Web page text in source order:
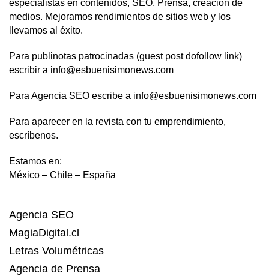
especialistas en contenidos, SEO, Prensa, creación de
medios. Mejoramos rendimientos de sitios web y los
llevamos al éxito.
Para publinotas patrocinadas (guest post dofollow link)
escribir a info@esbuenisimonews.com
Para Agencia SEO escribe a info@esbuenisimonews.com
Para aparecer en la revista con tu emprendimiento,
escríbenos.
Estamos en:
México – Chile – España
Agencia SEO
MagiaDigital.cl
Letras Volumétricas
Agencia de Prensa